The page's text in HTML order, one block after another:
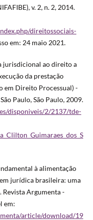
v. 2, n. 2, 2014.
direitossociais-
em: 24 maio 2021.
jurisdicional ao direito a
da prestação
em Direito Processual) -
Paulo, São Paulo, 2009.
disponiveis/2/2137/tde-
à alimentação
jurídica brasileira: uma
Revista Argumenta -
em:
article/download/19